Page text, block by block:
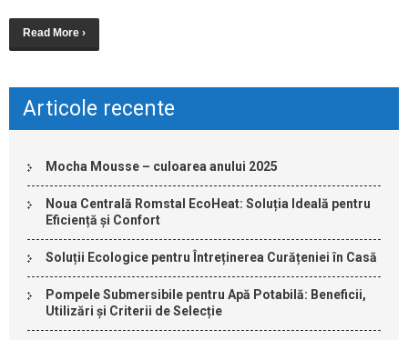
Read More ›
Articole recente
Mocha Mousse – culoarea anului 2025
Noua Centrală Romstal EcoHeat: Soluția Ideală pentru
Eficiență și Confort
Soluții Ecologice pentru Întreținerea Curățeniei în Casă
Pompele Submersibile pentru Apă Potabilă: Beneficii,
Utilizări și Criterii de Selecție